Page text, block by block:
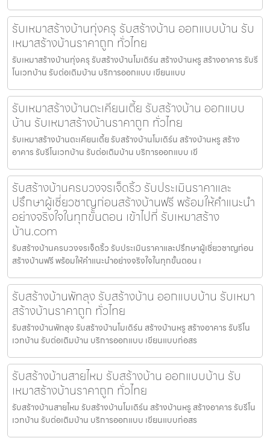
รับเหมาสร้างบ้านทุ่งครุ รับสร้างบ้าน ออกแบบบ้าน รับ
เหมาสร้างบ้านราคาถูก ทั่วไทย
รับเหมาสร้างบ้านทุ่งครุ รับสร้างบ้านโมเดิร์น สร้างบ้านหรู สร้างอาคาร รับรี
โนเวทบ้าน รับต่อเติมบ้าน บริการออกแบบ เขียนแบบ
รับเหมาสร้างบ้านตะเคียนเตี้ย รับสร้างบ้าน ออกแบบ
บ้าน รับเหมาสร้างบ้านราคาถูก ทั่วไทย
รับเหมาสร้างบ้านตะเคียนเตี้ย รับสร้างบ้านโมเดิร์น สร้างบ้านหรู สร้าง
อาคาร รับรีโนเวทบ้าน รับต่อเติมบ้าน บริการออกแบบ เขี
รับสร้างบ้านครบวงจรเจ็ดริ้ว รับประเมินราคาและ
ปรึกษาผู้เชี่ยวชาญก่อนสร้างบ้านฟรี พร้อมให้คำแนะนำ
อย่างจริงใจในทุกขั้นตอน เข้าไปที่ รับเหมาสร้าง
บ้าน.com
รับสร้างบ้านครบวงจรเจ็ดริ้ว รับประเมินราคาและปรึกษาผู้เชี่ยวชาญก่อน
สร้างบ้านฟรี พร้อมให้คำแนะนำอย่างจริงใจในทุกขั้นตอน เ
รับสร้างบ้านพัทลุง รับสร้างบ้าน ออกแบบบ้าน รับเหมา
สร้างบ้านราคาถูก ทั่วไทย
รับสร้างบ้านพัทลุง รับสร้างบ้านโมเดิร์น สร้างบ้านหรู สร้างอาคาร รับรีโน
เวทบ้าน รับต่อเติมบ้าน บริการออกแบบ เขียนแบบก่อสร
รับสร้างบ้านสายไหม รับสร้างบ้าน ออกแบบบ้าน รับ
เหมาสร้างบ้านราคาถูก ทั่วไทย
รับสร้างบ้านสายไหม รับสร้างบ้านโมเดิร์น สร้างบ้านหรู สร้างอาคาร รับรีโน
เวทบ้าน รับต่อเติมบ้าน บริการออกแบบ เขียนแบบก่อสร